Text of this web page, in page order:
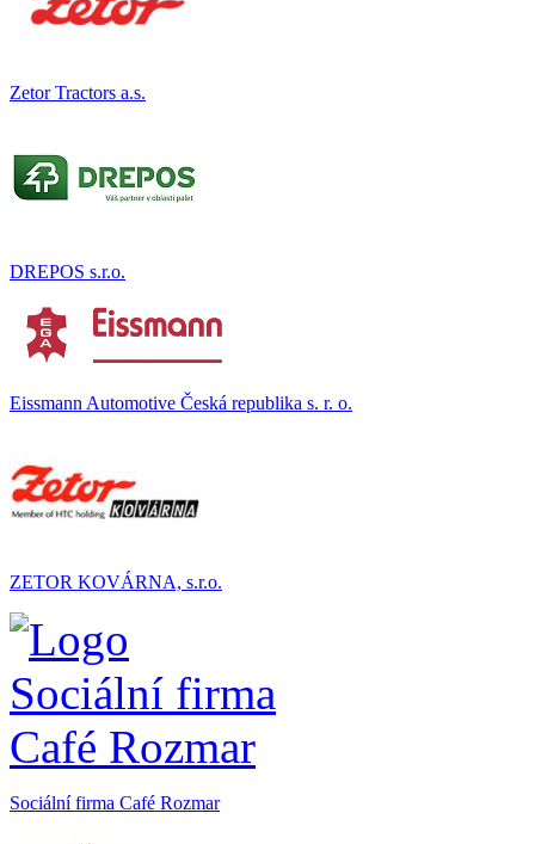
Zetor Tractors a.s.
DREPOS s.r.o.
Eissmann Automotive Česká republika s. r. o.
ZETOR KOVÁRNA, s.r.o.
Sociální firma Café Rozmar